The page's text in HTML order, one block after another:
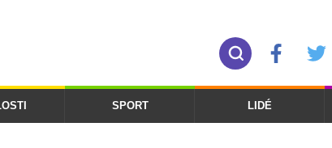
SPORT LIDÉ